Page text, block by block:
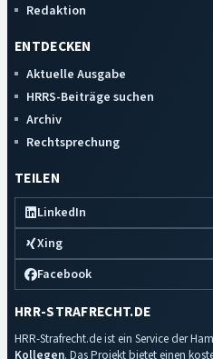
Redaktion
ENTDECKEN
Aktuelle Ausgabe
HRRS-Beiträge suchen
Archiv
Rechtsprechung
TEILEN
LinkedIn
Xing
Facebook
HRR-STRAFRECHT.DE
HRR-Strafrecht.de ist ein Service der
Kollegen. Das Projekt bietet einen